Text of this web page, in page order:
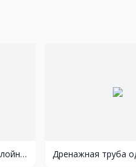
Дренажная труба однослойная с фильтром ø 200